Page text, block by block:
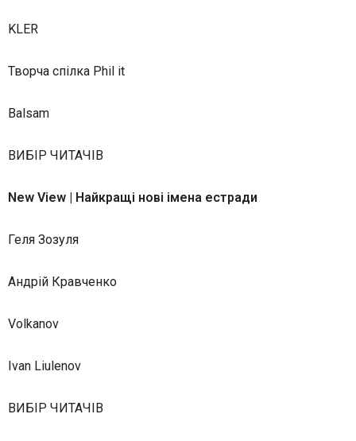
KLER
Творча спілка Phil it
Balsam
ВИБІР ЧИТАЧІВ
New View | Найкращі нові імена естради
Геля Зозуля
Андрій Кравченко
Volkanov
Ivan Liulenov
ВИБІР ЧИТАЧІВ